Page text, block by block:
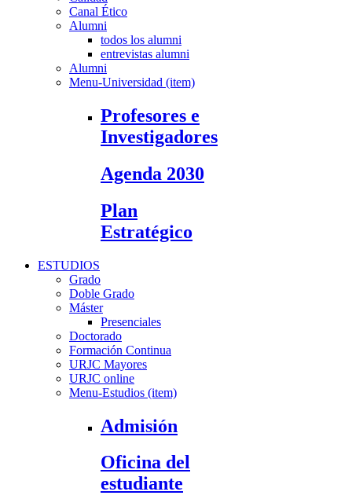
Canal Ético
Alumni
todos los alumni
entrevistas alumni
Alumni
Menu-Universidad (item)
Profesores e
Investigadores
Agenda 2030
Plan
Estratégico
ESTUDIOS
Grado
Doble Grado
Máster
Presenciales
Doctorado
Formación Continua
URJC Mayores
URJC online
Menu-Estudios (item)
Admisión
Oficina del
estudiante